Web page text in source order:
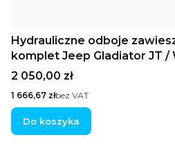
Hydrauliczne odboje
komplet Jeep Gladiator JT /
Unlimited
Cena
2 050,00 zł
Cena
1 666,67 złbez VAT
Do koszyka